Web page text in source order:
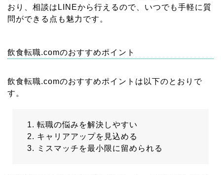
おり、相談はLINEから行えるので、いつでも手軽に質
問ができる点も魅力です。
飲食転職.comのおすすめポイント
飲食転職.comのおすすめポイントは以下のとおりで
す。
転職の悩みを解決しやすい
キャリアアップを見込める
ミスマッチを最小限に留められる